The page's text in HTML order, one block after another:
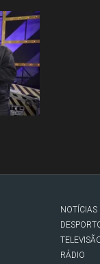
NOTÍCIAS
RÁDIO